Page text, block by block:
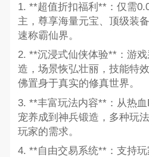
1. **超值折扣福利**：仅需
主，尊享海量元宝、顶级装
速称霸仙界。
2. **沉浸式仙侠体验**：游
造，场景恢弘壮丽，技能特
佛置身于真实的修真世界。
3. **丰富玩法内容**：从热
宠养成到神兵锻造，多种玩
玩家的需求。
4. **自由交易系统**：支持